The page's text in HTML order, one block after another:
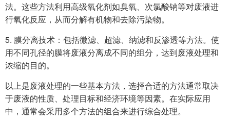
法。这些方法利用高级氧化剂如臭氧、次氯酸钠等对废液进
行氧化反应，从而分解有机物和去除污染物。
5. 膜分离技术：包括微滤、超滤、纳滤和反渗透等方法。使
用不同孔径的膜将废液分离成不同的组分，达到废液处理和
浓缩的目的。
以上是废液处理的一些基本方法，选择合适的方法通常取决
于废液的性质、处理目标和经济环境等因素。在实际应用
中，通常会采用多个方法的组合来进行综合处理。